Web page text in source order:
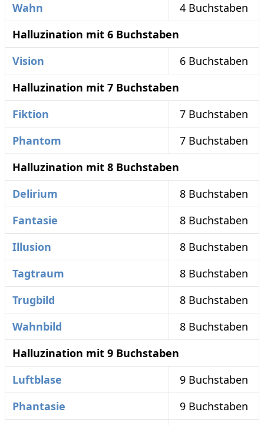
Wahn
4 Buchstaben
Halluzination mit 6 Buchstaben
Vision
6 Buchstaben
Halluzination mit 7 Buchstaben
Fiktion
7 Buchstaben
Phantom
7 Buchstaben
Halluzination mit 8 Buchstaben
Delirium
8 Buchstaben
Fantasie
8 Buchstaben
Illusion
8 Buchstaben
Tagtraum
8 Buchstaben
Trugbild
8 Buchstaben
Wahnbild
8 Buchstaben
Halluzination mit 9 Buchstaben
Luftblase
9 Buchstaben
Phantasie
9 Buchstaben